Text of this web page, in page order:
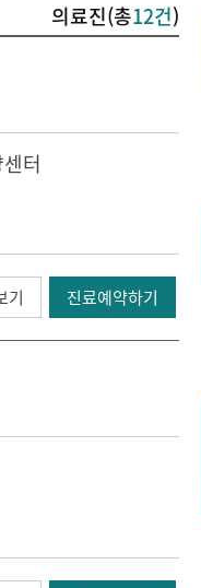
의료진(총12건)
터
기 진료예약하기